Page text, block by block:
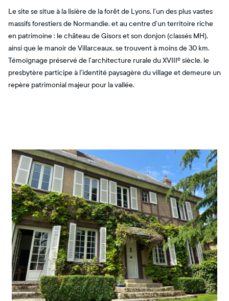
Le site se situe à la lisière de la forêt de Lyons, l’un des plus vastes
massifs forestiers de Normandie, et au centre d’un territoire riche
en patrimoine : le château de Gisors et son donjon (classés MH),
ainsi que le manoir de Villarceaux, se trouvent à moins de 30 km.
Témoignage préservé de l’architecture rurale du XVIIIᵉ siècle, le
presbytère participe à l’identité paysagère du village et demeure un
repère patrimonial majeur pour la vallée.